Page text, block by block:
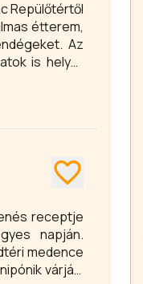
Az
is helyet
receptje
napján.
medence
várják.